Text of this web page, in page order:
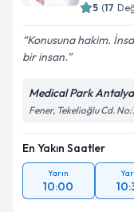
5 (17
Konusuna hakim.
bir insan.
Medical Park
Fener, Tekelioğlu Cd.
En Yakın Saatler
Yarın
10:00